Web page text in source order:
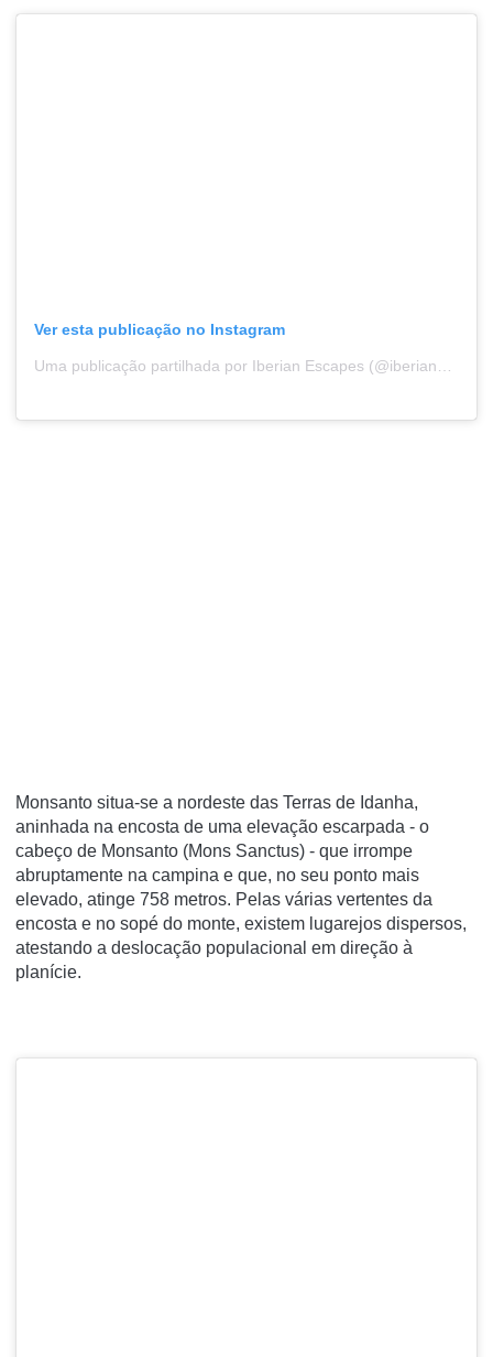
Ver esta publicação no Instagram
Monsanto situa-se a nordeste das Terras de Idanha,
aninhada na encosta de uma elevação escarpada - o
cabeço de Monsanto (Mons Sanctus) - que irrompe
abruptamente na campina e que, no seu ponto mais
elevado, atinge 758 metros. Pelas várias vertentes da
encosta e no sopé do monte, existem lugarejos dispersos,
atestando a deslocação populacional em direção à
planície.